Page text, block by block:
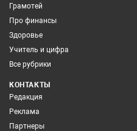
Грамотей
Про финансы
Здоровье
Учитель и цифра
Все рубрики
КОНТАКТЫ
Редакция
Реклама
Партнеры